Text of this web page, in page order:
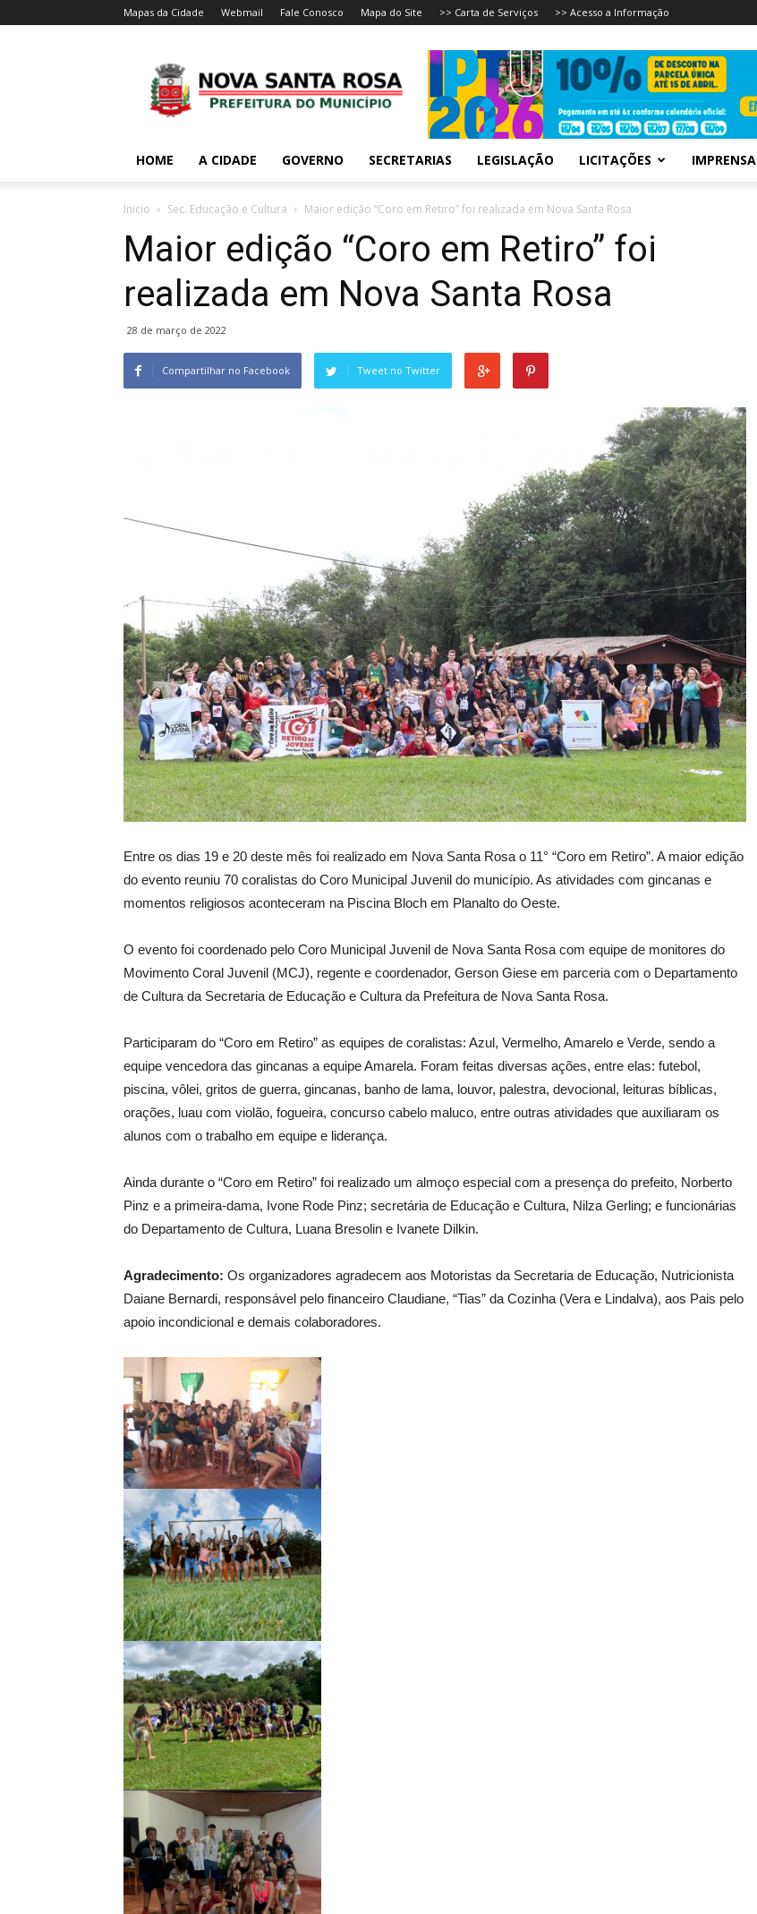
Mapas da Cidade Webmail Fale Conosco Mapa do Site >> Carta de Serviços >> Acesso a Informação
HOME A CIDADE GOVERNO SECRETARIAS LEGISLAÇÃO LICITAÇÕES IMPRENSA
Inicio Sec. Educação e Cultura Maior edição “Coro em Retiro” foi realizada em Nova Santa Rosa
Maior edição “Coro em Retiro” foi
realizada em Nova Santa Rosa
28 de março de 2022
Compartilhar no Facebook Tweet no Twitter
Entre os dias 19 e 20 deste mês foi realizado em Nova Santa Rosa o 11° “Coro em Retiro”. A maior edição
do evento reuniu 70 coralistas do Coro Municipal Juvenil do município. As atividades com gincanas e
momentos religiosos aconteceram na Piscina Bloch em Planalto do Oeste.
O evento foi coordenado pelo Coro Municipal Juvenil de Nova Santa Rosa com equipe de monitores do
Movimento Coral Juvenil (MCJ), regente e coordenador, Gerson Giese em parceria com o Departamento
de Cultura da Secretaria de Educação e Cultura da Prefeitura de Nova Santa Rosa.
Participaram do “Coro em Retiro” as equipes de coralistas: Azul, Vermelho, Amarelo e Verde, sendo a
equipe vencedora das gincanas a equipe Amarela. Foram feitas diversas ações, entre elas: futebol,
piscina, vôlei, gritos de guerra, gincanas, banho de lama, louvor, palestra, devocional, leituras bíblicas,
orações, luau com violão, fogueira, concurso cabelo maluco, entre outras atividades que auxiliaram os
alunos com o trabalho em equipe e liderança.
Ainda durante o “Coro em Retiro” foi realizado um almoço especial com a presença do prefeito, Norberto
Pinz e a primeira-dama, Ivone Rode Pinz; secretária de Educação e Cultura, Nilza Gerling; e funcionárias
do Departamento de Cultura, Luana Bresolin e Ivanete Dilkin.
Agradecimento: Os organizadores agradecem aos Motoristas da Secretaria de Educação, Nutricionista
Daiane Bernardi, responsável pelo financeiro Claudiane, “Tias” da Cozinha (Vera e Lindalva), aos Pais pelo
apoio incondicional e demais colaboradores.